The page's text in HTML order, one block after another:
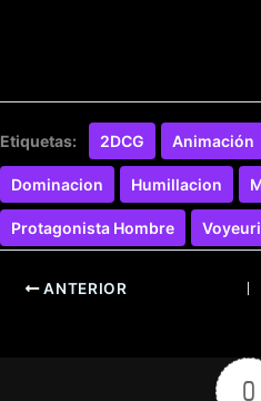
Etiquetas: 2DCG Animación
Dominacion Humillacion
Protagonista Hombre
ANTERIOR
0